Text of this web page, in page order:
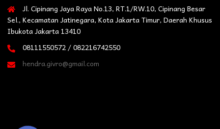
Jl. Cipinang Jaya Raya No.13, RT.1/RW.10, Cipinang Besar
Sel., Kecamatan Jatinegara, Kota Jakarta Timur, Daerah Khusus
Ibukota Jakarta 13410
08111550572 / 082216742550
hendra.givro@gmail.com